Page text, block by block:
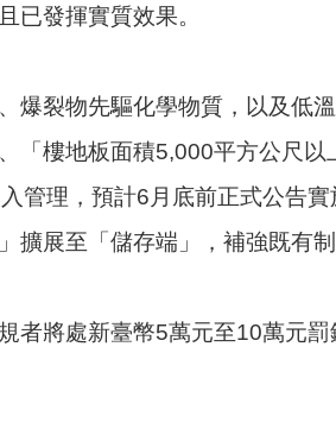
已發揮實質效果。
爆裂物先驅化學物質，以及低
「樓地板面積5,000平方公尺
管理，預計6月底前正式公告
展至「儲存端」，補強既有制
者將處新臺幣5萬元至10萬元